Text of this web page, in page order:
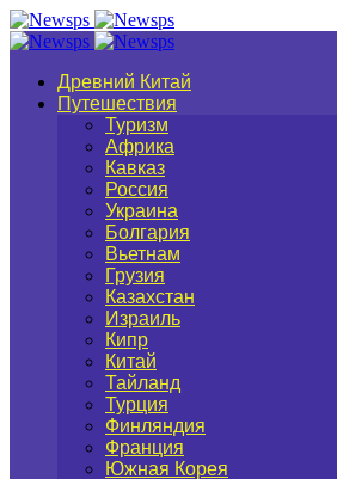
Древний Китай
Путешествия
Туризм
Африка
Кавказ
Россия
Украина
Болгария
Вьетнам
Грузия
Казахстан
Израиль
Кипр
Китай
Тайланд
Турция
Финляндия
Франция
Южная Корея